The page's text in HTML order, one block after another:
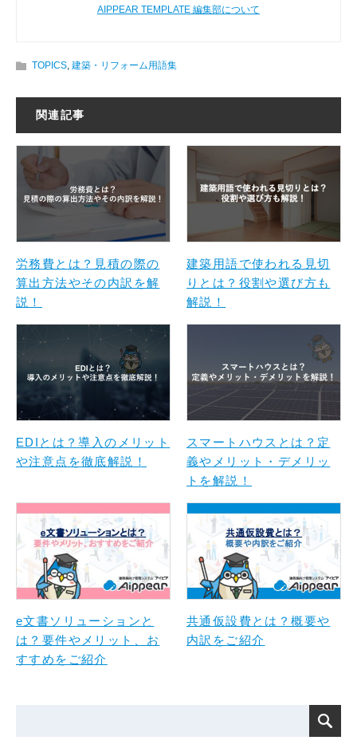
AIPPEAR TEMPLATE 編集部について
TOPICS, 建築・リフォーム用語集
関連記事
労務費とは？見積の際の
算出方法やその内訳を解
説！
建築用語で使われる見切
りとは？役割や選び方も
解説！
EDIとは？導入のメリット
や注意点を徹底解説！
スマートハウスとは？定
義やメリット・デメリッ
トを解説！
e文書ソリューションと
は？要件やメリット、お
すすめをご紹介
共通仮設費とは？概要や
内訳をご紹介